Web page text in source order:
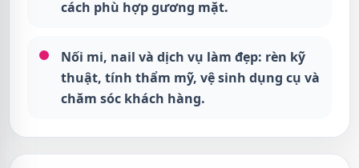
cách phù hợp gương mặt.
Nối mi, nail và dịch vụ làm đẹp: rèn kỹ
thuật, tính thẩm mỹ, vệ sinh dụng cụ và
chăm sóc khách hàng.